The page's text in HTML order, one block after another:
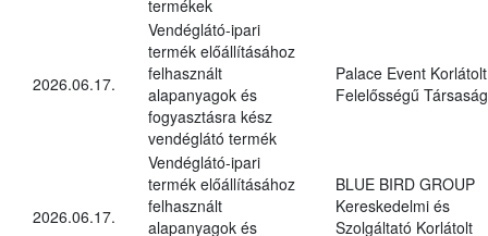
termékek
2026.06.17.
Vendéglátó-ipari
termék előállításához
felhasznált
alapanyagok és
fogyasztásra kész
vendéglátó termék
Palace Event Korlátolt
Felelősségű Társaság
2026.06.17.
Vendéglátó-ipari
termék előállításához
felhasznált
alapanyagok és
BLUE BIRD GROUP
Kereskedelmi és
Szolgáltató Korlátolt